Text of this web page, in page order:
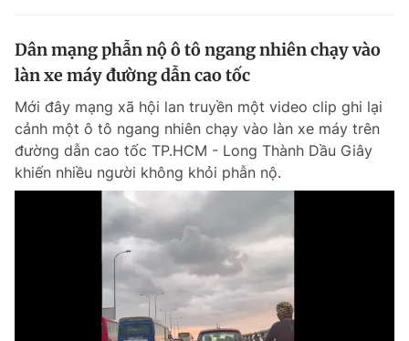
Dân mạng phẫn nộ ô tô ngang nhiên chạy vào
làn xe máy đường dẫn cao tốc
Mới đây mạng xã hội lan truyền một video clip ghi lại
cảnh một ô tô ngang nhiên chạy vào làn xe máy trên
đường dẫn cao tốc TP.HCM - Long Thành Dầu Giây
khiến nhiều người không khỏi phẫn nộ.